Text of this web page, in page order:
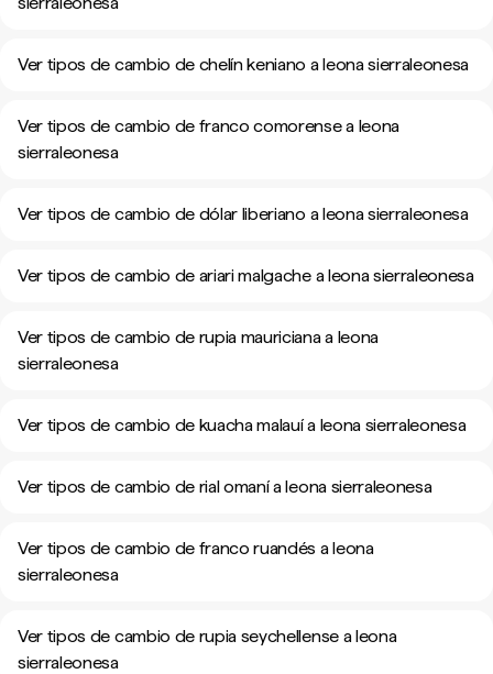
Ver tipos de cambio de chelín keniano a leona sierraleonesa
Ver tipos de cambio de franco comorense a leona
sierraleonesa
Ver tipos de cambio de dólar liberiano a leona sierraleonesa
Ver tipos de cambio de ariari malgache a leona sierraleonesa
Ver tipos de cambio de rupia mauriciana a leona
sierraleonesa
Ver tipos de cambio de kuacha malauí a leona sierraleonesa
Ver tipos de cambio de rial omaní a leona sierraleonesa
Ver tipos de cambio de franco ruandés a leona
sierraleonesa
Ver tipos de cambio de rupia seychellense a leona
sierraleonesa